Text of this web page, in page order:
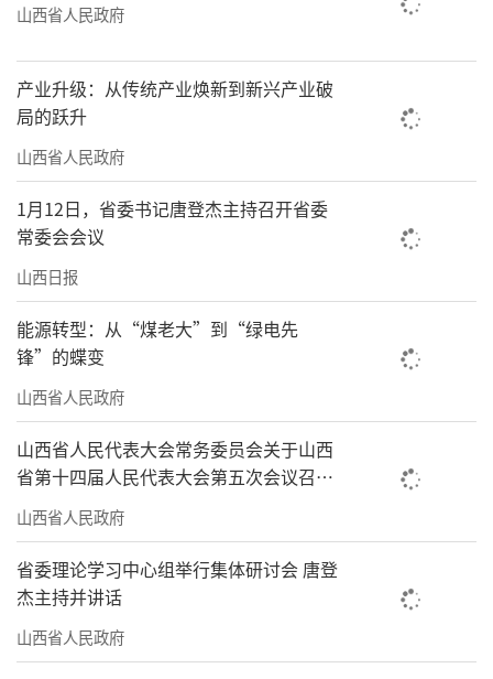
山西省人民政府
产业升级：从传统产业焕新到新兴产业破
局的跃升
山西省人民政府
1月12日，省委书记唐登杰主持召开省委
常委会会议
山西日报
能源转型：从“煤老大”到“绿电先
锋”的蝶变
山西省人民政府
山西省人民代表大会常务委员会关于山西
省第十四届人民代表大会第五次会议召开
时间的决定
山西省人民政府
省委理论学习中心组举行集体研讨会 唐登
杰主持并讲话
山西省人民政府